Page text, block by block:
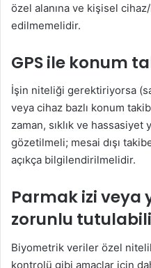
özel alanına ve kişisel
edilmemelidir.
GPS ile konum
İşin niteliği gerektiriyorsa
veya cihaz bazlı konum
zaman, sıklık ve
gözetilmeli; mesai dışı
açıkça bilgilendirilmelidir.
Parmak izi veya
zorunlu
Biyometrik veriler özel
kontrolü gibi amaçlar için